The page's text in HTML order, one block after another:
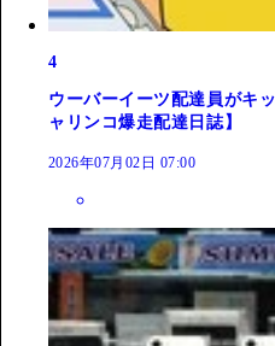
4
ウーバーイーツ配達員がキ
ャリンコ爆走配達日誌】
2026年07月02日 07:00